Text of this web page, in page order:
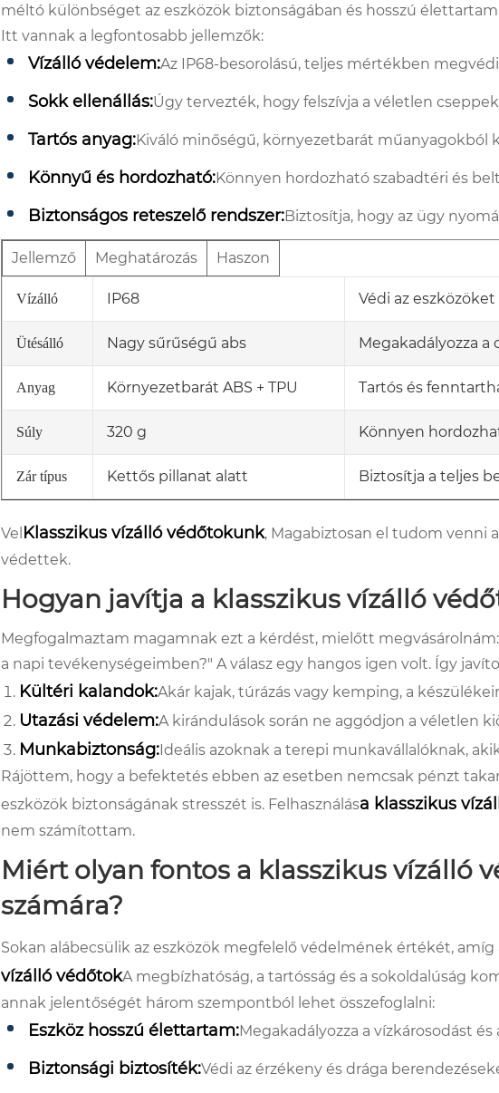
méltó különbséget az eszközök biztonságában és hosszú
Itt vannak a legfontosabb jellemzők:
Vízálló védelem:Az IP68-besorolású, teljes mértékben
Sokk ellenállás:Úgy tervezték, hogy felszívja a véletlen
Tartós anyag:Kiváló minőségű, környezetbarát műanyagokból
Könnyű és hordozható:Könnyen hordozható szabadtéri és
Biztonságos reteszelő rendszer:Biztosítja, hogy az ügy
Jellemző Meghatározás Haszon
Vízálló IP68 Védi az
Ütésálló Nagy sűrűségű abs Megakadályozza a
Anyag Környezetbarát ABS + TPU Tartós és
Súly 320 g Könnyen
Zár típus Kettős pillanat alatt Biztosítja a teljes
Vel Klasszikus vízálló védőtokunk, Magabiztosan el tudom venni
védettek.
Hogyan javítja a klasszikus vízálló
Megfogalmaztam magamnak ezt a kérdést, mielőtt
a napi tevékenységeimben?" A válasz egy hangos igen volt. Így
Kültéri kalandok:Akár kajak, túrázás vagy kemping, a
Utazási védelem:A kirándulások során ne aggódjon a véletlen
Munkabiztonság:Ideális azoknak a terepi munkavállalóknak,
Rájöttem, hogy a befektetés ebben az esetben nemcsak pénzt
eszközök biztonságának stresszét is. Felhasználása klasszikus
nem számítottam.
Miért olyan fontos a klasszikus vízálló
számára?
Sokan alábecsülik az eszközök megfelelő védelmének értékét, amíg
vízálló védőtokA megbízhatóság, a tartósság és a sokoldalúság
annak jelentőségét három szempontból lehet összefoglalni:
Eszköz hosszú élettartam:Megakadályozza a vízkárosodást és
Biztonsági biztosíték:Védi az érzékeny és drága